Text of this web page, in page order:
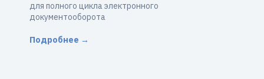
для полного цикла электронного
документооборота
Подробнее →